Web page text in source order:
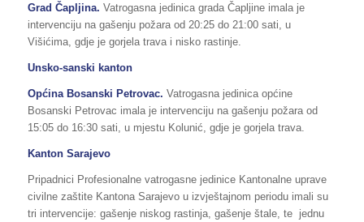
Grad Čapljina. Vatrogasna jedinica grada Čapljine imala je
intervenciju na gašenju požara od 20:25 do 21:00 sati, u
Višićima, gdje je gorjela trava i nisko rastinje.
Unsko-sanski kanton
Općina Bosanski Petrovac. Vatrogasna jedinica općine
Bosanski Petrovac imala je intervenciju na gašenju požara od
15:05 do 16:30 sati, u mjestu Kolunić, gdje je gorjela trava.
Kanton Sarajevo
Pripadnici Profesionalne vatrogasne jedinice Kantonalne uprave
civilne zaštite Kantona Sarajevo u izvještajnom periodu imali su
tri intervencije: gašenje niskog rastinja, gašenje štale, te jednu